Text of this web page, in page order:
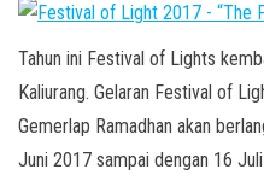
Tahun ini Festival of Lights
Kaliurang. Gelaran Festival of
Gemerlap Ramadhan akan
Juni 2017 sampai dengan 16